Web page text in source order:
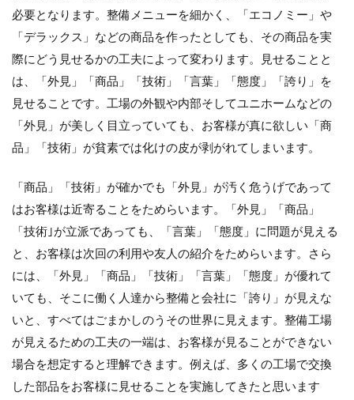
必要となります。整備メニューを細かく、「エコノミー」や
「デラックス」などの商品を作ったとしても、その商品を実
際にどう見せるかの工夫によって変わります。見せることと
は、「外見」「商品」「技術」「言葉」「態度」「誇り」を
見せることです。工場の外観や内部そしてユニホームなどの
「外見」が美しく目立っていても、お客様が真に欲しい「商
品」「技術」が貧素では化けの皮が剥がれてしまいます。
「商品」「技術」が確かでも「外見」が汚く危うげであって
はお客様は近寄ることをためらいます。「外見」「商品」
「技術｣が立派であっても、「言葉」「態度」に問題が見える
と、お客様は次回の利用や友人の紹介をためらいます。さら
には、「外見」「商品」「技術」「言葉」「態度」が優れて
いても、そこに働く人達から整備と会社に「誇り」が見えな
いと、すべてはごまかしのうその世界に見えます。整備工場
が見えるための工夫の一端は、お客様が見ることができない
場合を想定すると理解できます。例えば、多くの工場で交換
した部品をお客様に見せることを実施してきたと思います